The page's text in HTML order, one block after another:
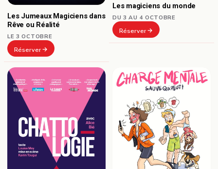
Les Jumeaux Magiciens dans
Rêve ou Réalité
LE 3 OCTOBRE
Réserver
Les magiciens du monde
DU 3 AU 4 OCTOBRE
Réserver